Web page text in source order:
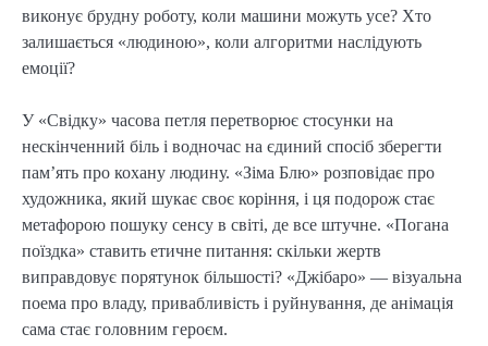
виконує брудну роботу, коли машини можуть усе? Хто
залишається «людиною», коли алгоритми наслідують
емоції?
У «Свідку» часова петля перетворює стосунки на
нескінченний біль і водночас на єдиний спосіб зберегти
пам’ять про кохану людину. «Зіма Блю» розповідає про
художника, який шукає своє коріння, і ця подорож стає
метафорою пошуку сенсу в світі, де все штучне. «Погана
поїздка» ставить етичне питання: скільки жертв
виправдовує порятунок більшості? «Джібаро» — візуальна
поема про владу, привабливість і руйнування, де анімація
сама стає головним героєм.